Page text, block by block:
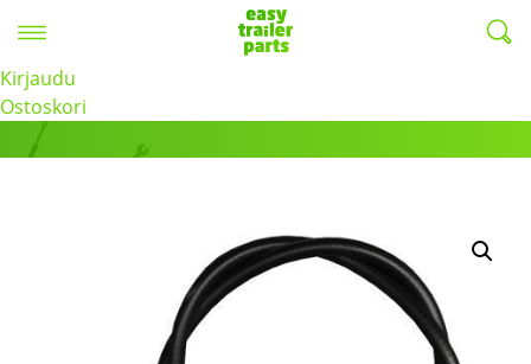
Kirjaudu
Ostoskori
Tuotteet